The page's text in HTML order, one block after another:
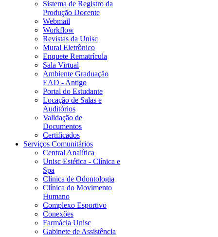
Sistema de Registro da
Produção Docente
Webmail
Workflow
Revistas da Unisc
Mural Eletrônico
Enquete Rematrícula
Sala Virtual
Ambiente Graduação
EAD - Antigo
Portal do Estudante
Locação de Salas e
Auditórios
Validação de
Documentos
Certificados
Serviços Comunitários
Central Analítica
Unisc Estética - Clínica e
Spa
Clínica de Odontologia
Clínica do Movimento
Humano
Complexo Esportivo
Conexões
Farmácia Unisc
Gabinete de Assistência